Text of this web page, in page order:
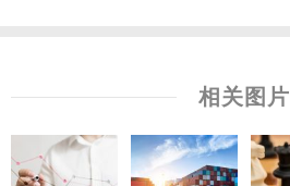
相关图片